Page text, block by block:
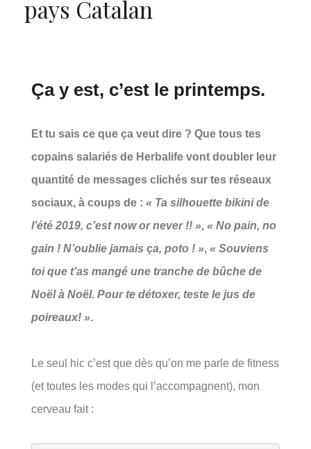
pays Catalan
Ça y est, c’est le printemps.
Et tu sais ce que ça veut dire ? Que tous tes
copains salariés de Herbalife vont doubler leur
quantité de messages clichés sur tes réseaux
sociaux, à coups de : « Ta silhouette bikini de
l’été 2019, c’est now or never !! », « No pain, no
gain ! N’oublie jamais ça, poto ! », « Souviens
toi que t’as mangé une tranche de bûche de
Noël à Noël. Pour te détoxer, teste le jus de
poireaux! ».
Le seul hic c’est que dès qu’on me parle de fitness
(et toutes les modes qui l’accompagnent), mon
cerveau fait :